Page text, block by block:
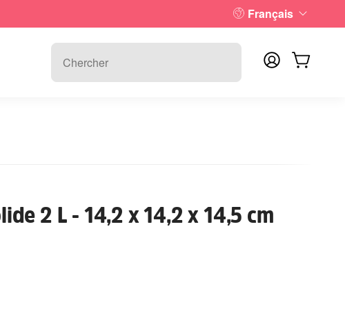
Français
2 L - 14,2 x 14,2 x 14,5 cm